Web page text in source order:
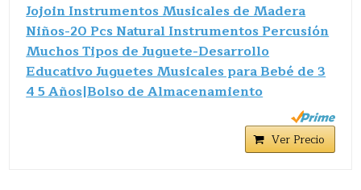
Jojoin Instrumentos Musicales de Madera
Niños-20 Pcs Natural Instrumentos Percusión
Muchos Tipos de Juguete-Desarrollo
Educativo Juguetes Musicales para Bebé de 3
4 5 Años|Bolso de Almacenamiento
Ver Precio